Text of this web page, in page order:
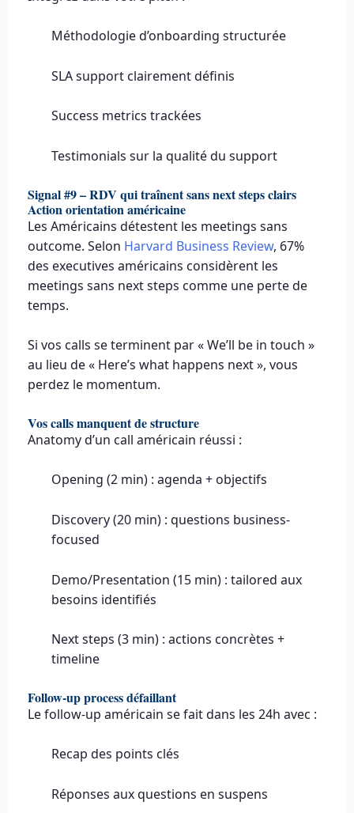
Méthodologie d’onboarding structurée
SLA support clairement définis
Success metrics trackées
Testimonials sur la qualité du support
Signal #9 – RDV qui traînent sans next steps clairs
Action orientation américaine
Les Américains détestent les meetings sans
outcome. Selon Harvard Business Review, 67%
des executives américains considèrent les
meetings sans next steps comme une perte de
temps.
Si vos calls se terminent par « We’ll be in touch »
au lieu de « Here’s what happens next », vous
perdez le momentum.
Vos calls manquent de structure
Anatomy d’un call américain réussi :
Opening (2 min) : agenda + objectifs
Discovery (20 min) : questions business-
focused
Demo/Presentation (15 min) : tailored aux
besoins identifiés
Next steps (3 min) : actions concrètes +
timeline
Follow-up process défaillant
Le follow-up américain se fait dans les 24h avec :
Recap des points clés
Réponses aux questions en suspens